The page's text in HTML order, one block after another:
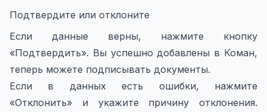
Подтвердите или отклоните
Если данные верны, нажмите кнопку
«Подтвердить». Вы успешно добавлены в Коман,
теперь можете подписывать документы.
Если в данных есть ошибки, нажмите
«Отклонить» и укажите причину отклонения.